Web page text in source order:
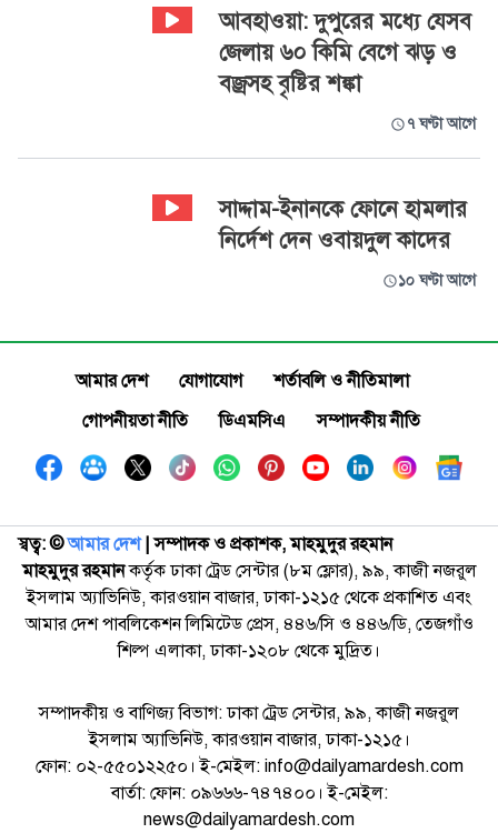
আবহাওয়া: দুপুরের মধ্যে যেসব
জেলায় ৬০ কিমি বেগে ঝড় ও
বজ্রসহ বৃষ্টির শঙ্কা
৭ ঘণ্টা আগে
সাদ্দাম-ইনানকে ফোনে হামলার
নির্দেশ দেন ওবায়দুল কাদের
১০ ঘণ্টা আগে
আমার দেশ যোগাযোগ
শর্তাবলি ও নীতিমালা
গোপনীয়তা নীতি
ডিএমসিএ সম্পাদকীয় নীতি
স্বত্ব: ©️আমার দেশ| সম্পাদক ও প্রকাশক, মাহমুদুর রহমান
মাহমুদুর রহমানকর্তৃক ঢাকা ট্রেড সেন্টার (৮ম ফ্লোর), ৯৯, কাজী নজরুল
ইসলাম অ্যাভিনিউ, কারওয়ান বাজার, ঢাকা-১২১৫ থেকে প্রকাশিত এবং
আমার দেশ পাবলিকেশন লিমিটেড প্রেস, ৪৪৬/সি ও ৪৪৬/ডি, তেজগাঁও
শিল্প এলাকা, ঢাকা-১২০৮ থেকে মুদ্রিত।
সম্পাদকীয় ও বাণিজ্য বিভাগ: ঢাকা ট্রেড সেন্টার, ৯৯, কাজী নজরুল
ইসলাম অ্যাভিনিউ, কারওয়ান বাজার, ঢাকা-১২১৫।
ফোন: ০২-৫৫০১২২৫০। ই-মেইল: info@dailyamardesh.com
বার্তা: ফোন: ০৯৬৬৬-৭৪৭৪০০। ই-মেইল:
news@dailyamardesh.com